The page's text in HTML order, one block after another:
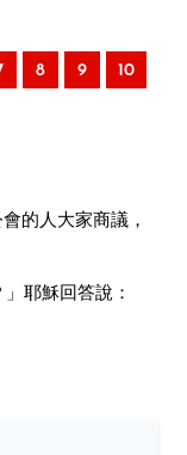
8 9 10
的人大家商議，
耶穌回答說：